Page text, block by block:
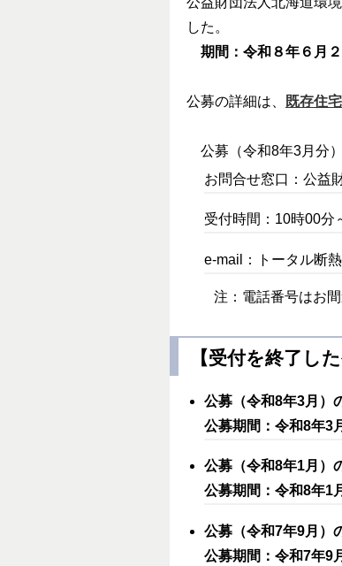
した。
期間：令和８年６月
公募の詳細は、 既存住
公募（令和8年3月分
お問合せ窓口：公益
受付時間：10時00分
e-mail：トータル断
注：電話番号はお
【受付を終了した
公募（令和8年3月）
公募期間：令和8年3
公募（令和8年1月）
公募期間：令和8年1
公募（令和7年9月）
公募期間：令和7年9